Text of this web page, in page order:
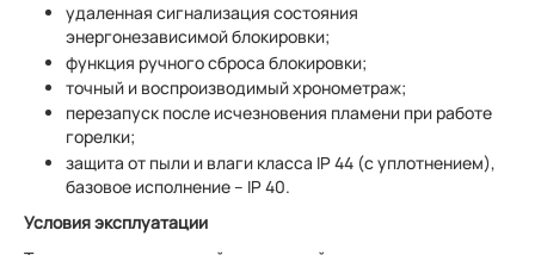
удаленная сигнализация состояния
энергонезависимой блокировки;
функция ручного сброса блокировки;
точный и воспроизводимый хронометраж;
перезапуск после исчезновения пламени при работе
горелки;
защита от пыли и влаги класса IP 44 (с уплотнением),
базовое исполнение – IP 40.
Условия эксплуатации